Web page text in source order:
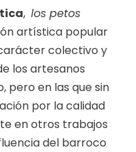
, los petos
artística popular
colectivo y
los artesanos
pero en las que sin
por la calidad
en otros trabajos
del barroco